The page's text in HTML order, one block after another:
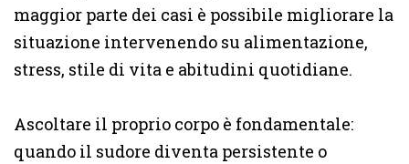
maggior parte dei casi è possibile migliorare la
situazione intervenendo su alimentazione,
stress, stile di vita e abitudini quotidiane.
Ascoltare il proprio corpo è fondamentale:
quando il sudore diventa persistente o